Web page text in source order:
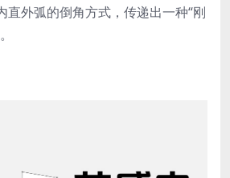
直外弧的倒角方式，传递出一种“刚